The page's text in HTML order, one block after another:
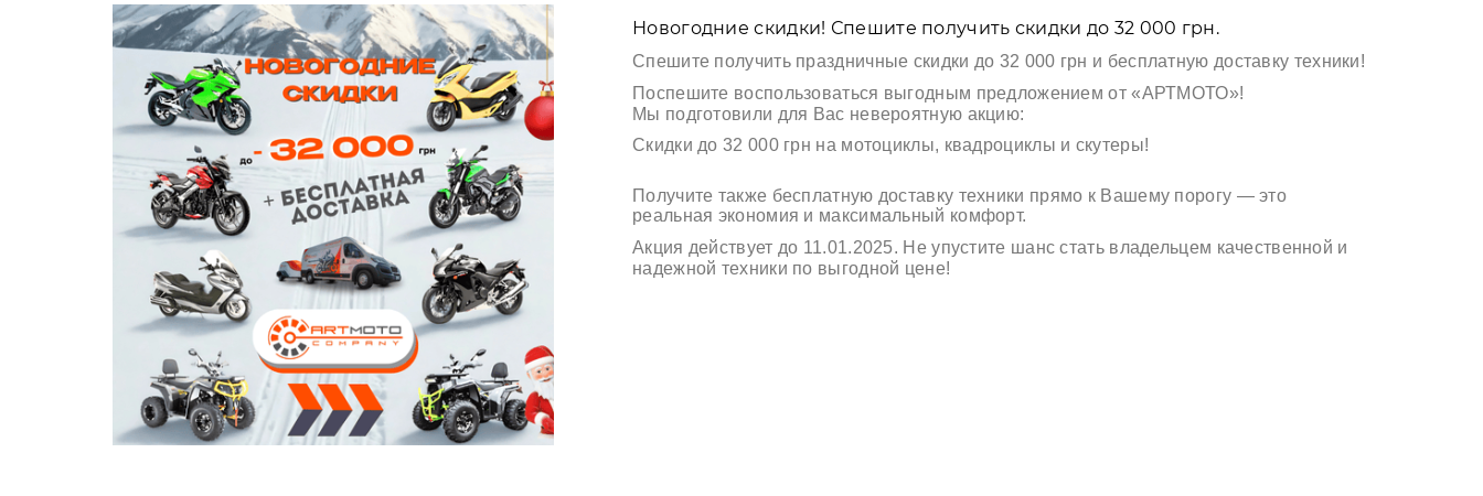
Новогодние скидки! Спешите получить скидки до 32 000 грн.
Спешите получить праздничные скидки до 32 000 грн и бесплатную доставку техники!
Поспешите воспользоваться выгодным предложением от «АРТМОТО»!
Мы подготовили для Вас невероятную акцию:
Скидки до 32 000 грн на мотоциклы, квадроциклы и скутеры!
Получите также бесплатную доставку техники прямо к Вашему порогу — это
реальная экономия и максимальный комфорт.
Акция действует до 11.01.2025. Не упустите шанс стать владельцем качественной и
надежной техники по выгодной цене!